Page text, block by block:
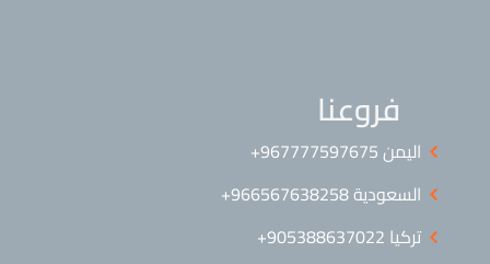
فروعنا
اليمن ⁦+967777597675⁩
السعودية 966567638258+
تركيا 905388637022+